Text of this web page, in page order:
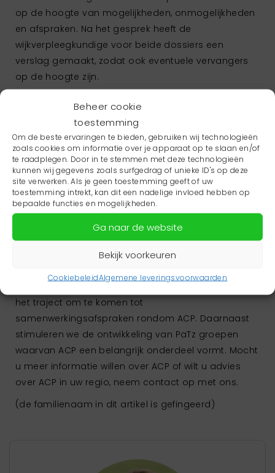
Beheer cookie
toestemming
Om de beste ervaringen te bieden, gebruiken wij technologieën
zoals cookies om informatie over je apparaat op te slaan en/of
te raadplegen. Door in te stemmen met deze technologieën
kunnen wij gegevens zoals surfgedrag of unieke ID's op deze
site verwerken. Als je geen toestemming geeft of uw
toestemming intrekt, kan dit een nadelige invloed hebben op
bepaalde functies en mogelijkheden.
Ga naar de website
Bekijk voorkeuren
CookiebeleidAlgemene leveringsvoorwaarden
op de hoogte van mogelijkheden, onmogelijkheden
en afspraken. Na het gesprek heeft de
wijkverpleegkundige voor beide dossiers een
verslag gemaakt, zodat ook eventuele vervangers
op de hoogte zijn.
kom, geeft meneer aan dat het best aardig gaat. Hij
lijkt zijn ziekte en de daarmee gepaard gaande
klachten beter te accepteren.”
“Het gesprek heeft zeker meerwaarde en maakt dat
iedereen minder snel voor verassingen of
ingewikkelde kwesties komt te staan, het is de extra
tijdinvestering zeker waard.”
Rol ROS Friesland
voor ACP ontwikkeld. In de regio begeleiden we nu
het traject om te komen tot
samenwerkingsafspraken rondom ACP. Daarnaast
stimuleren we de ontwikkeling van PaTz groepen
waarvan ACP een belangrijk onderdeel vormt. Mocht
u meer informatie willen over ACP of wilt u advies
over ACP in uw regio, neem contact op met ons.
(de familienaam in dit artikel is gefingeerd)